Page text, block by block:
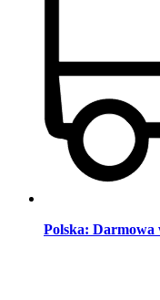
Polska: Darmowa